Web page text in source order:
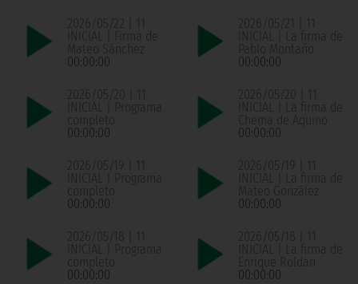
2026/05/22 | 11
INICIAL | Firma de
Mateo Sánchez
00:00:00
2026/05/21 | 11
INICIAL | La firma de
Pablo Montaño
00:00:00
2026/05/20 | 11
INICIAL | Programa
completo
00:00:00
2026/05/20 | 11
INICIAL | La firma de
Chema de Aquino
00:00:00
2026/05/19 | 11
INICIAL | Programa
completo
00:00:00
2026/05/19 | 11
INICIAL | La firma de
Mateo González
00:00:00
2026/05/18 | 11
INICIAL | Programa
completo
00:00:00
2026/05/18 | 11
INICIAL | La firma de
Enrique Roldan
00:00:00